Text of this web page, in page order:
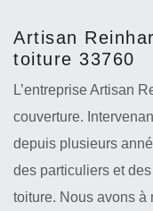
Artisan
toiture 33760
L’entreprise Artisan
couverture.
depuis plusieurs
des particuliers et
toiture. Nous avons à